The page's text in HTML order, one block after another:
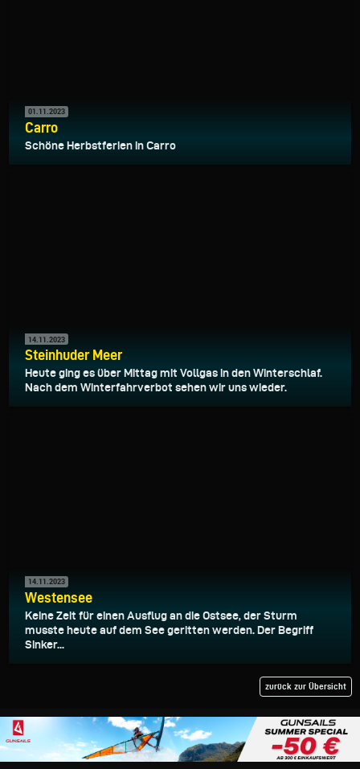
01.11.2023
Carro
Schöne Herbstferien in Carro
14.11.2023
Steinhuder Meer
Heute ging es über Mittag mit Vollgas in den Winterschlaf.
Nach dem Winterfahrverbot sehen wir uns wieder.
14.11.2023
Westensee
Keine Zeit für einen Ausflug an die Ostsee, der Sturm
musste heute auf dem See geritten werden. Der Begriff
Sinker...
zurück zur Übersicht